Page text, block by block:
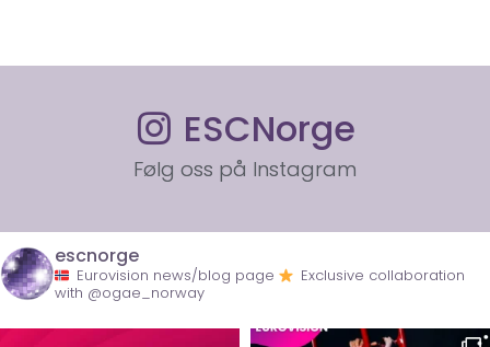
ESCNorge
Følg oss på Instagram
escnorge
Eurovision news/blog page
Exclusive collaboration
with @ogae_norway